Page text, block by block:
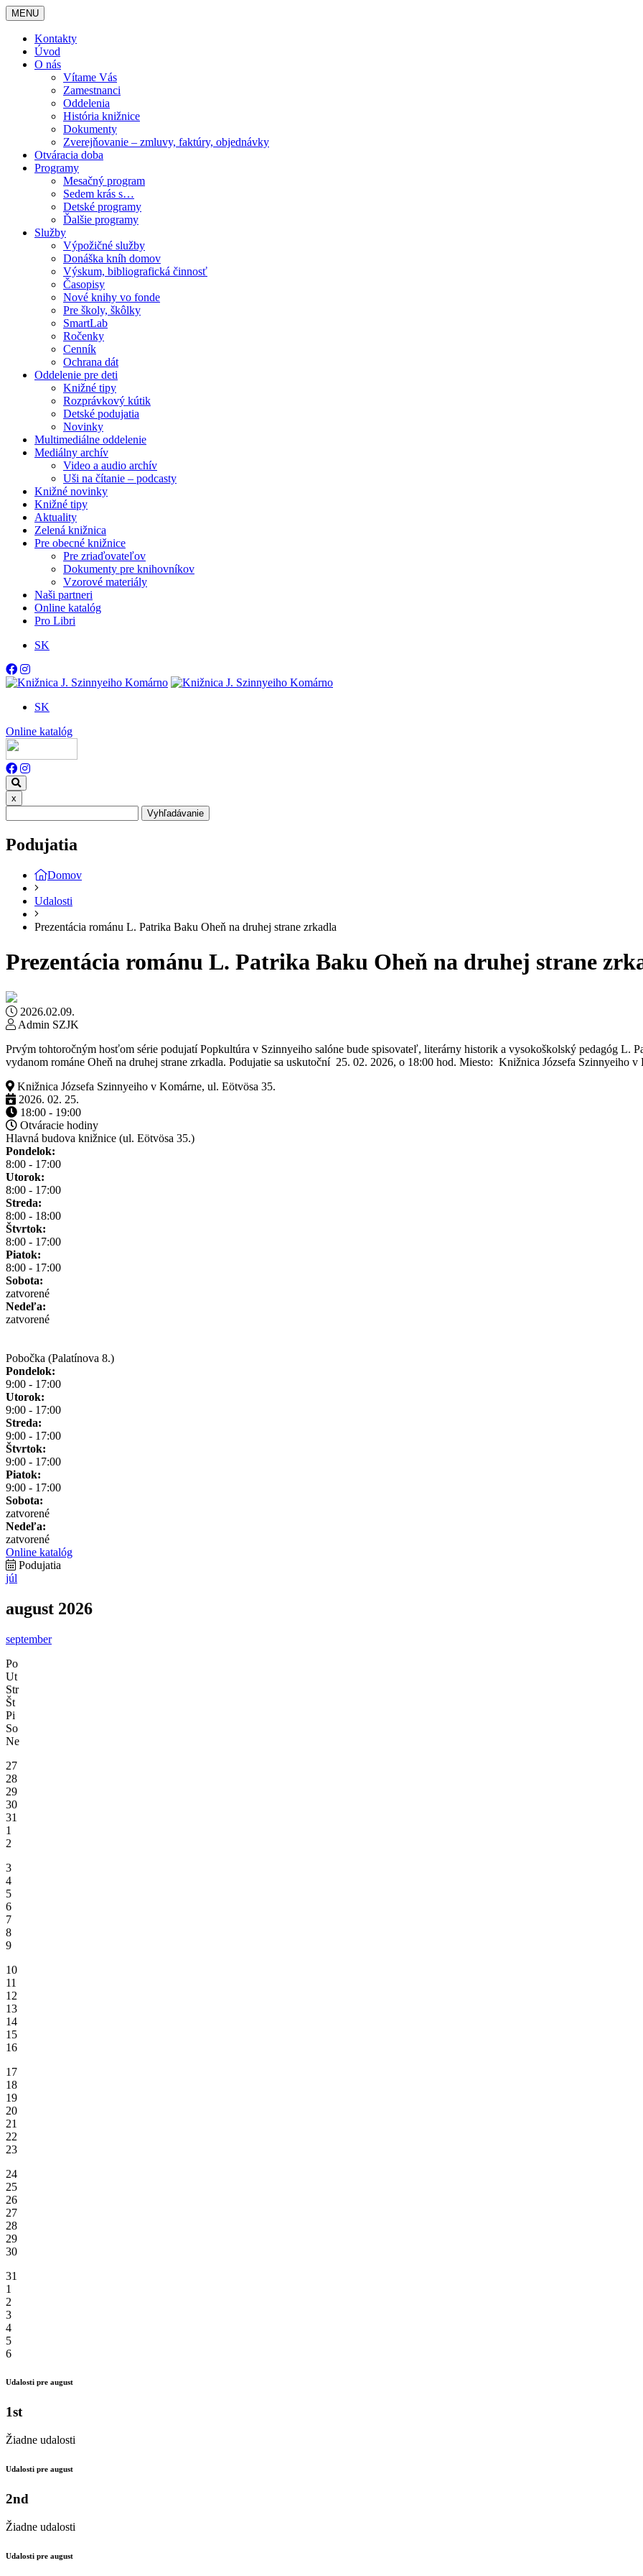
MENU
Kontakty
Úvod
O nás
Vítame Vás
Zamestnanci
Oddelenia
História knižnice
Dokumenty
Zverejňovanie – zmluvy, faktúry, objednávky
Otváracia doba
Programy
Mesačný program
Sedem krás s…
Detské programy
Ďalšie programy
Služby
Výpožičné služby
Donáška kníh domov
Výskum, bibliografická činnosť
Časopisy
Nové knihy vo fonde
Pre školy, škôlky
SmartLab
Ročenky
Cenník
Ochrana dát
Oddelenie pre deti
Knižné tipy
Rozprávkový kútik
Detské podujatia
Novinky
Multimediálne oddelenie
Mediálny archív
Video a audio archív
Uši na čítanie – podcasty
Knižné novinky
Knižné tipy
Aktuality
Zelená knižnica
Pre obecné knižnice
Pre zriaďovateľov
Dokumenty pre knihovníkov
Vzorové materiály
Naši partneri
Online katalóg
Pro Libri
SK
SK
Online katalóg
x
Vyhľadávanie
Podujatia
Domov
Udalosti
Prezentácia románu L. Patrika Baku Oheň na druhej strane zrkadla
Prezentácia románu L. Patrika Baku Oheň na druhej strane
2026.02.09.
Admin SZJK
Prvým tohtoročným hosťom série podujatí Popkultúra v Szinnyeiho salóne bude spisovateľ, literárny historik a vysokoškolský pedagóg L.
vydanom románe Oheň na druhej strane zrkadla. Podujatie sa uskutoční 25. 02. 2026, o 18:00 hod. Miesto: Knižnica Józsefa Szinnyeiho
Knižnica Józsefa Szinnyeiho v Komárne, ul. Eötvösa 35.
2026. 02. 25.
18:00 - 19:00
Otváracie hodiny
Hlavná budova knižnice (ul. Eötvösa 35.)
Pondelok:
8:00 - 17:00
Utorok:
8:00 - 17:00
Streda:
8:00 - 18:00
Štvrtok:
8:00 - 17:00
Piatok:
8:00 - 17:00
Sobota:
zatvorené
Nedeľa:
zatvorené
Pobočka (Palatínova 8.)
Pondelok:
9:00 - 17:00
Utorok:
9:00 - 17:00
Streda:
9:00 - 17:00
Štvrtok:
9:00 - 17:00
Piatok:
9:00 - 17:00
Sobota:
zatvorené
Nedeľa:
zatvorené
Online katalóg
Podujatia
júl
august 2026
september
Po
Ut
Str
Št
Pi
So
Ne
27
28
29
30
31
1
2
3
4
5
6
7
8
9
10
11
12
13
14
15
16
17
18
19
20
21
22
23
24
25
26
27
28
29
30
31
1
2
3
4
5
6
Udalosti pre august
1st
Žiadne udalosti
Udalosti pre august
2nd
Žiadne udalosti
Udalosti pre august